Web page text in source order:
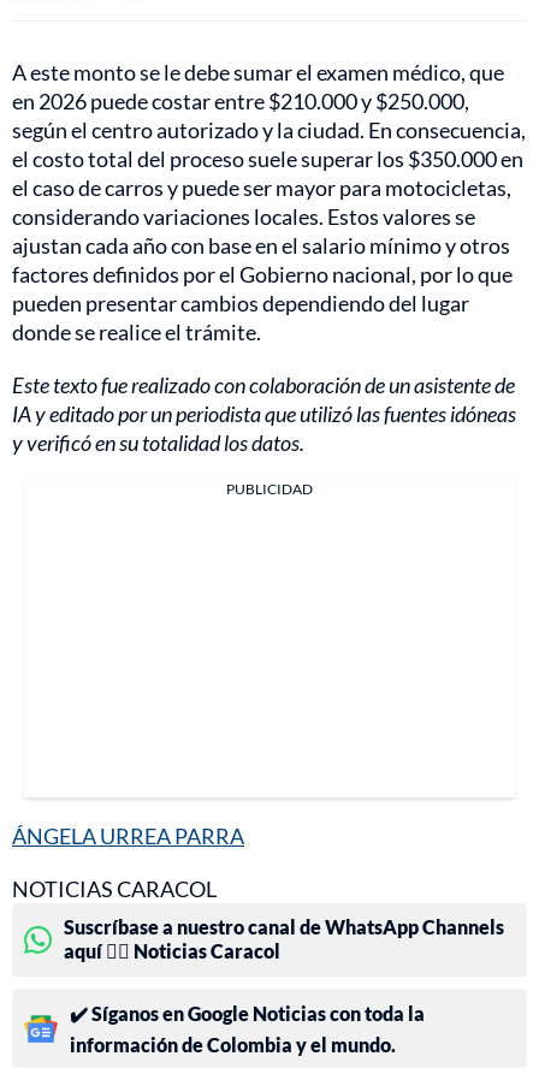
A este monto se le debe sumar el examen médico, que
en 2026 puede costar entre $210.000 y $250.000,
según el centro autorizado y la ciudad. En consecuencia,
el costo total del proceso suele superar los $350.000 en
el caso de carros y puede ser mayor para motocicletas,
considerando variaciones locales. Estos valores se
ajustan cada año con base en el salario mínimo y otros
factores definidos por el Gobierno nacional, por lo que
pueden presentar cambios dependiendo del lugar
donde se realice el trámite.
Este texto fue realizado con colaboración de un asistente de
IA y editado por un periodista que utilizó las fuentes idóneas
y verificó en su totalidad los datos.
PUBLICIDAD
ÁNGELA URREA PARRA
NOTICIAS CARACOL
Suscríbase a nuestro canal de WhatsApp Channels
aquí 👉🏻 Noticias Caracol
✔️ Síganos en Google Noticias con toda la
información de Colombia y el mundo.